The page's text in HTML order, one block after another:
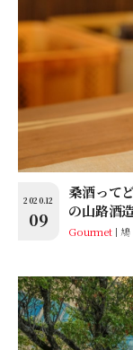
2020.12
09
桑酒って
の山路酒
Gourmet 鳩